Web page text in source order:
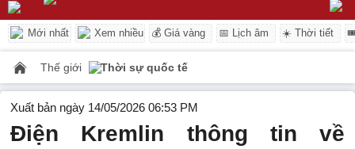
Mới nhất Xem nhiều 💰 Giá vàng 📅 Lịch âm ☀️ Thời tiết
Thế giới Thời sự quốc tế
Xuất bản ngày 14/05/2026 06:53 PM
Điện Kremlin thông tin về